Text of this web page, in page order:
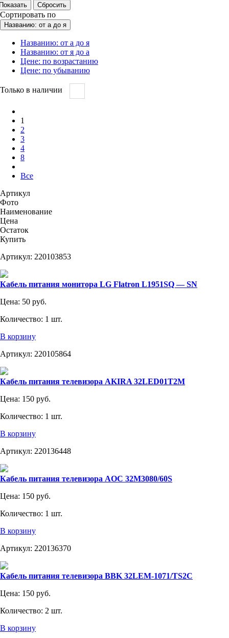
Сортировать по
Названию: от а до я
Названию: от а до я
Названию: от я до а
Цене: по возрастанию
Цене: по убыванию
Только в наличии
1
2
3
4
8
Все
Артикул
Фото
Наименование
Цена
Остаток
Купить
Артикул: 220103853
Кабель питания монитора LG Flatron L1951SQ — SN
Цена: 50 руб.
Количество: 1 шт.
В корзину
Артикул: 220105864
Кабель питания телевизора AKIRA 32LED01T2M
Цена: 150 руб.
Количество: 1 шт.
В корзину
Артикул: 220136448
Кабель питания телевизора AOC 32M3080/60S
Цена: 150 руб.
Количество: 1 шт.
В корзину
Артикул: 220136370
Кабель питания телевизора BBK 32LEM-1071/TS2C
Цена: 150 руб.
Количество: 2 шт.
В корзину